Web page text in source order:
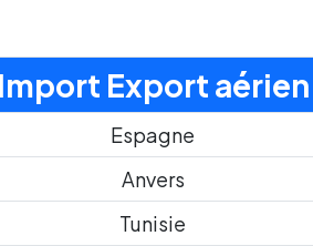
Import Export aérien
Espagne
Anvers
Tunisie